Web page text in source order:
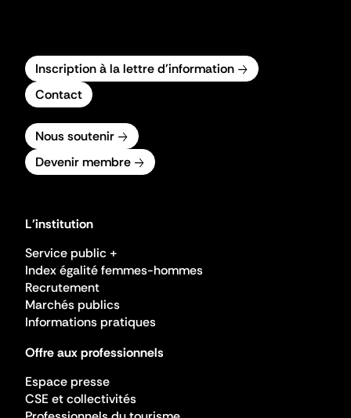
Inscription à la lettre d'information
Contact
Nous soutenir
Devenir membre
L'institution
Service public +
Index égalité femmes-hommes
Recrutement
Marchés publics
Informations pratiques
Offre aux professionnels
Espace presse
CSE et collectivités